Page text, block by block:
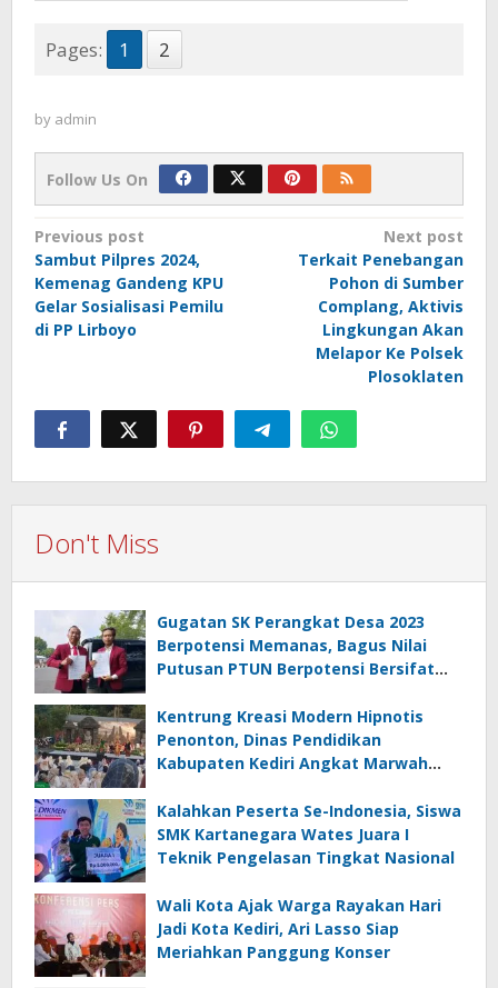
Pages: 1 2
by admin
Follow Us On
Post
navigation
Previous post
Sambut Pilpres 2024,
Kemenag Gandeng KPU
Gelar Sosialisasi Pemilu
di PP Lirboyo
Next post
Terkait Penebangan
Pohon di Sumber
Complang, Aktivis
Lingkungan Akan
Melapor Ke Polsek
Plosoklaten
Don't Miss
Gugatan SK Perangkat Desa 2023
Berpotensi Memanas, Bagus Nilai
Putusan PTUN Berpotensi Bersifat
Kentrung Kreasi Modern Hipnotis
Penonton, Dinas Pendidikan
Kabupaten Kediri Angkat Marwah
Kalahkan Peserta Se-Indonesia, Siswa
SMK Kartanegara Wates Juara I
Teknik Pengelasan Tingkat Nasional
Wali Kota Ajak Warga Rayakan Hari
Jadi Kota Kediri, Ari Lasso Siap
Meriahkan Panggung Konser